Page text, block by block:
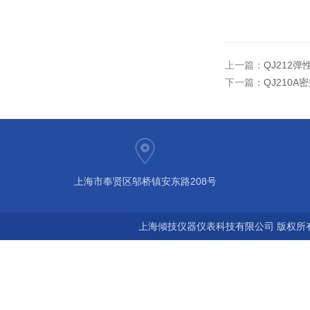
上一篇： QJ212弹
下一篇： QJ210A
上海市奉贤区邬桥镇安东路208号
上海倾技仪器仪表科技有限公司 版权